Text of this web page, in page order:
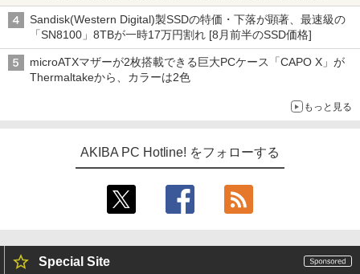
ーム』】
Sandisk(Western Digital)製SSDの特価・下落が顕著、最速級の
「SN8100」8TBが一時17万円割れ [8月前半のSSD価格]
microATXマザーが2枚搭載できる巨大PCケース「CAPO X」が
Thermaltakeから、カラーは2色
もっと見る
AKIBA PC Hotline! をフォローする
Special Site